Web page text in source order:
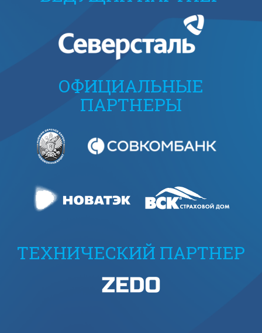
ОФИЦИАЛЬНЫЕ
ПАРТНЕРЫ
ТЕХНИЧЕСКИЙ ПАРТНЕР